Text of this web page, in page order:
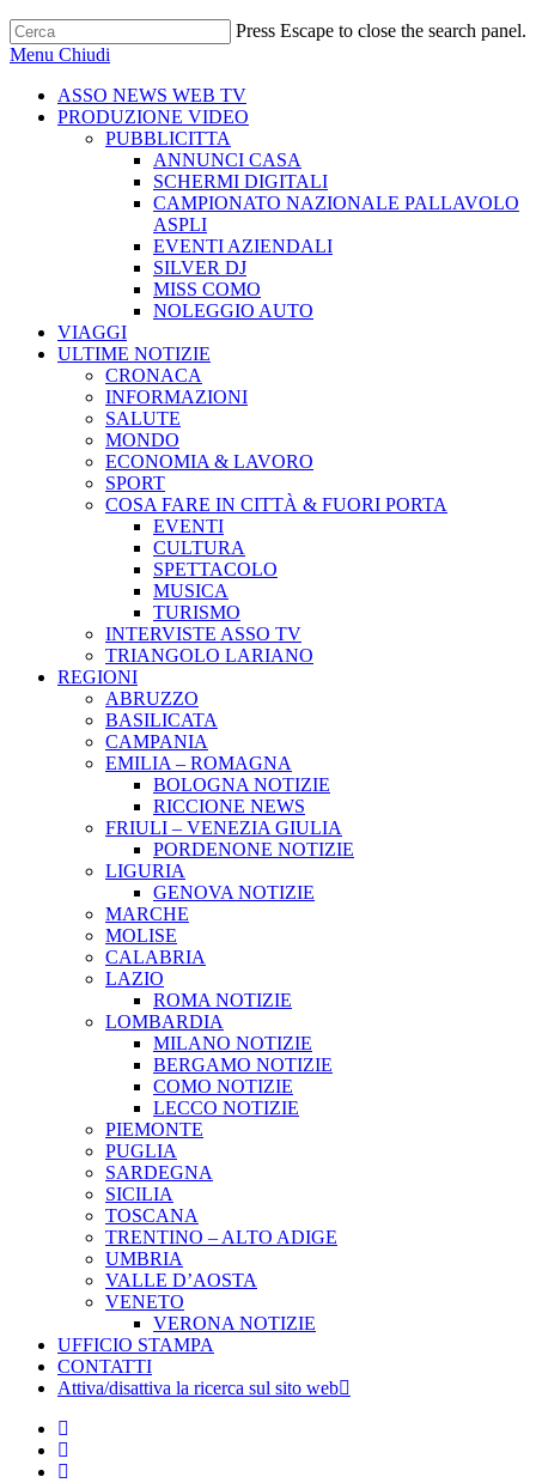
Press Escape to close the search panel.
Menu Chiudi
ASSO NEWS WEB TV
PRODUZIONE VIDEO
PUBBLICITTA
ANNUNCI CASA
SCHERMI DIGITALI
CAMPIONATO NAZIONALE PALLAVOLO
ASPLI
EVENTI AZIENDALI
SILVER DJ
MISS COMO
NOLEGGIO AUTO
VIAGGI
ULTIME NOTIZIE
CRONACA
INFORMAZIONI
SALUTE
MONDO
ECONOMIA & LAVORO
SPORT
COSA FARE IN CITTÀ & FUORI PORTA
EVENTI
CULTURA
SPETTACOLO
MUSICA
TURISMO
INTERVISTE ASSO TV
TRIANGOLO LARIANO
REGIONI
ABRUZZO
BASILICATA
CAMPANIA
EMILIA – ROMAGNA
BOLOGNA NOTIZIE
RICCIONE NEWS
FRIULI – VENEZIA GIULIA
PORDENONE NOTIZIE
LIGURIA
GENOVA NOTIZIE
MARCHE
MOLISE
CALABRIA
LAZIO
ROMA NOTIZIE
LOMBARDIA
MILANO NOTIZIE
BERGAMO NOTIZIE
COMO NOTIZIE
LECCO NOTIZIE
PIEMONTE
PUGLIA
SARDEGNA
SICILIA
TOSCANA
TRENTINO – ALTO ADIGE
UMBRIA
VALLE D’AOSTA
VENETO
VERONA NOTIZIE
UFFICIO STAMPA
CONTATTI
Attiva/disattiva la ricerca sul sito web